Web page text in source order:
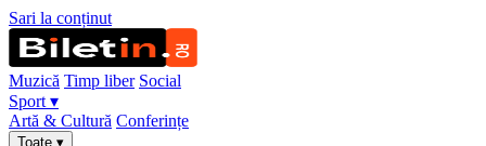
Sari la conținut
Muzică Timp liber Social
Sport ▾
Artă & Cultură Conferințe
Toate ▾